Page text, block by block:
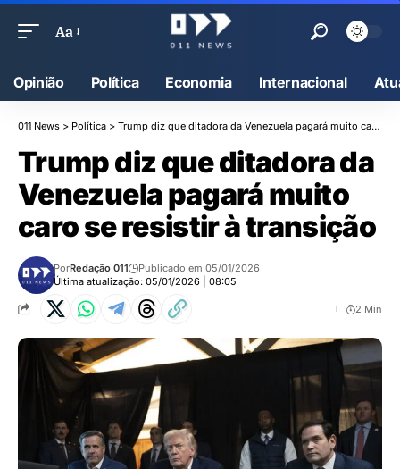
Aa
Opinião Política Economia Internacional
011 News > Política > Trump diz que ditadora da Venezuela pagará muito caro se resistir à transição
Trump diz que ditadora da
Venezuela pagará muito
caro se resistir à transição
Última atualização: 05/01/2026 | 08:05
PorRedação 011 Publicado em 05/01/2026
2 Min